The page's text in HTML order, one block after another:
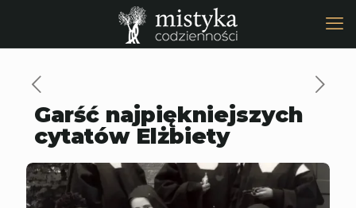
Garść najpiękniejszych
cytatów Elżbiety